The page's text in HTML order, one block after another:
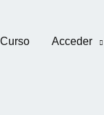
Acceder